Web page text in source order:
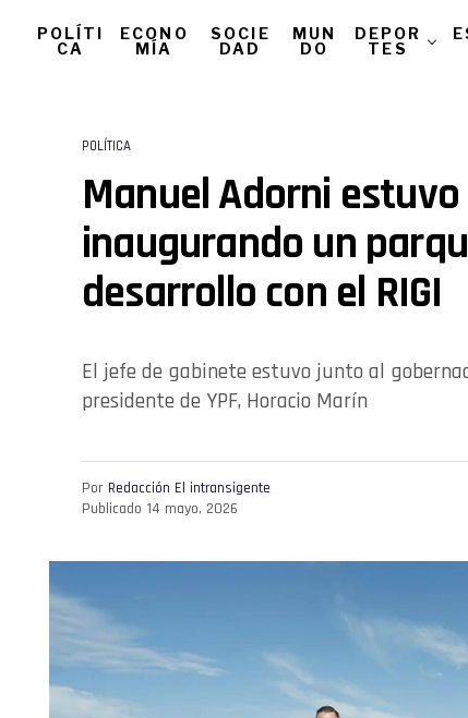
POLÍTI
CA
ECONO
MÍA
SOCIE
DAD
MUN
DO
DEPOR
TES
POLÍTICA
Manuel Adorni
inaugurando un
desarrollo con el RIGI
El jefe de gabinete estuvo junto al
presidente de YPF, Horacio Marín
Por Redacción El intransigente
Publicado 14 mayo, 2026